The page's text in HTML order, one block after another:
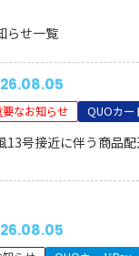
らせ一覧
要なお知らせ QUOカー
13号接近に伴う商品